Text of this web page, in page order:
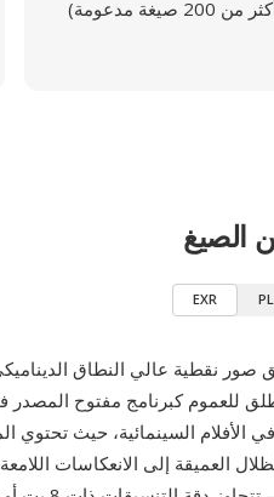
مدعومة)
الصيغ
EXR
الأفلام السينمائية، حيث تحتوي
العميقة إلى الانعكاسات